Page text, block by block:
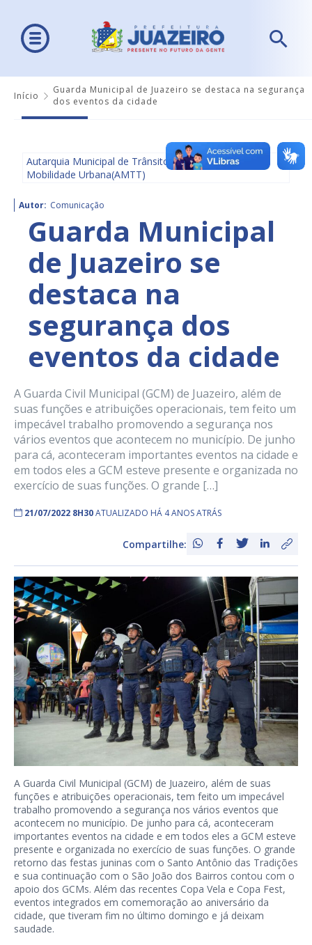
Início
Guarda Municipal de Juazeiro se destaca na segurança
dos eventos da cidade
Autarquia Municipal de Trânsito e Transporte e
Mobilidade Urbana(AMTT)
Autor: Comunicação
Guarda Municipal
de Juazeiro se
destaca na
segurança dos
eventos da cidade
A Guarda Civil Municipal (GCM) de Juazeiro, além de
suas funções e atribuições operacionais, tem feito um
impecável trabalho promovendo a segurança nos
vários eventos que acontecem no município. De junho
para cá, aconteceram importantes eventos na cidade e
em todos eles a GCM esteve presente e organizada no
exercício de suas funções. O grande […]
21/07/2022 8H30ATUALIZADO HÁ 4 ANOS ATRÁS
Compartilhe:
A Guarda Civil Municipal (GCM) de Juazeiro, além de suas
funções e atribuições operacionais, tem feito um impecável
trabalho promovendo a segurança nos vários eventos que
acontecem no município. De junho para cá, aconteceram
importantes eventos na cidade e em todos eles a GCM esteve
presente e organizada no exercício de suas funções. O grande
retorno das festas juninas com o Santo Antônio das Tradições
e sua continuação com o São João dos Bairros contou com o
apoio dos GCMs. Além das recentes Copa Vela e Copa Fest,
eventos integrados em comemoração ao aniversário da
cidade, que tiveram fim no último domingo e já deixam
saudade.